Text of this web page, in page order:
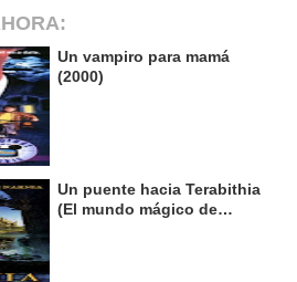
Un vampiro para mamá
(2000)
Un puente hacia Terabithia
(El mundo mágico de